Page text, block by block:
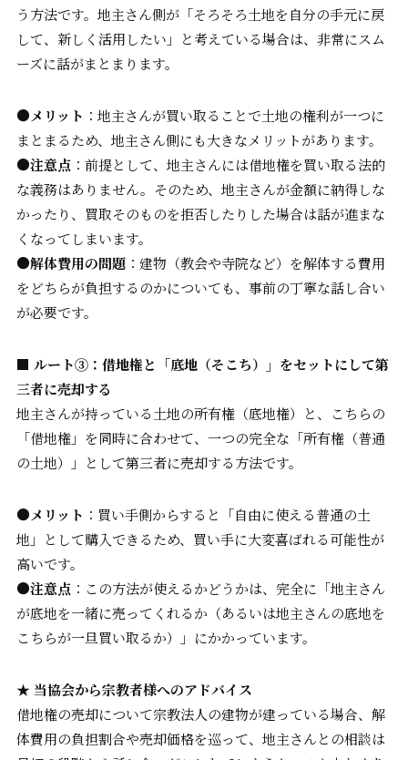
う方法です。地主さん側が「そろそろ土地を自分の手元に戻
して、新しく活用したい」と考えている場合は、非常にスム
ーズに話がまとまります。
●メリット ：地主さんが買い取ることで土地の権利が一つに
まとまるため、地主さん側にも大きなメリットがあります。
●注意点：前提として、地主さんには借地権を買い取る法的
な義務はありません。そのため、地主さんが金額に納得しな
かったり、買取そのものを拒否したりした場合は話が進まな
くなってしまいます。
●解体費用の問題：建物（教会や寺院など）を解体する費用
をどちらが負担するのかについても、事前の丁寧な話し合い
が必要です。
■ ルート③：借地権と「底地（そこち）」をセットにして第
三者に売却する
地主さんが持っている土地の所有権（底地権）と、こちらの
「借地権」を同時に合わせて、一つの完全な「所有権（普通
の土地）」として第三者に売却する方法です。
●メリット ：買い手側からすると「自由に使える普通の土
地」として購入できるため、買い手に大変喜ばれる可能性が
高いです。
●注意点：この方法が使えるかどうかは、完全に「地主さん
が底地を一緒に売ってくれるか（あるいは地主さんの底地を
こちらが一旦買い取るか）」にかかっています。
★ 当協会から宗教者様へのアドバイス
借地権の売却について宗教法人の建物が建っている場合、解
体費用の負担割合や売却価格を巡って、地主さんとの相談は